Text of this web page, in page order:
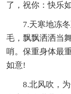
了，祝你：快乐
7.天寒地冻
毛，飘飘洒洒当
哨。保重身体最
如意!
8.北风吹，